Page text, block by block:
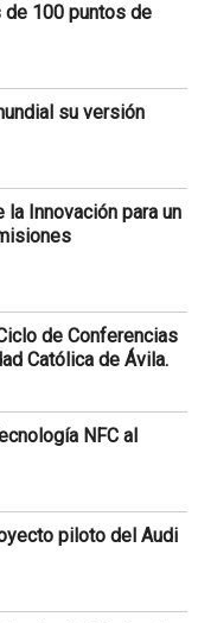
de 100 puntos de
su versión
la Innovación para un
de Conferencias
Católica de Ávila.
NFC al
piloto del Audi